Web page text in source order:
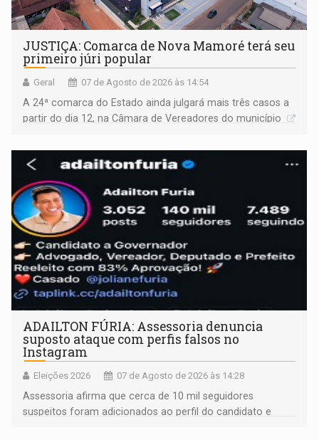
JUSTIÇA: Comarca de Nova Mamoré terá seu
primeiro júri popular
Geral 07 de Agosto de 2026 às 14:54
A 24ª comarca do Estado ainda julgará mais três casos a
partir do dia 12, na Câmara de Vereadores do município
ADAILTON FÚRIA: Assessoria denuncia
suposto ataque com perfis falsos no
Instagram
Eleições 2026 07 de Agosto de 2026 às 14:28
Assessoria afirma que cerca de 10 mil seguidores
suspeitos foram adicionados ao perfil do candidato e